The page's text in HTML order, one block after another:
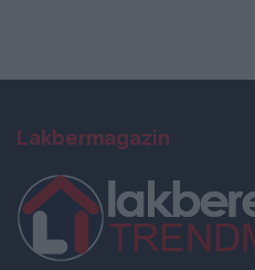
Lakbermagazin